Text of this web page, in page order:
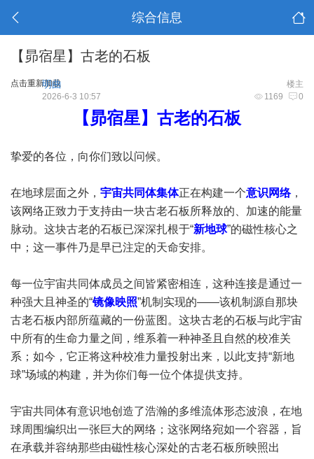
综合信息
【昴宿星】古老的石板
点击重新加载 楼主
明曲
1169 0
2026-6-3 10:57
【昴宿星】古老的石板
挚爱的各位，向你们致以问候。
在地球层面之外， 宇宙共同体集体正在构建一个意识网络，
该网络正致力于支持由一块古老石板所释放的、加速的能量
脉动。这块古老的石板已深深扎根于“新地球”的磁性核心之
中；这一事件乃是早已注定的天命安排。
每一位宇宙共同体成员之间皆​​紧密相连，这种连接是通过一
种强大且神圣的“镜像映照”机制实现的——该机制源自那块
古老石板内部所蕴藏的一份蓝图。这块古老的石板与此宇宙
中所有的生命力量之间，维系着一种神圣且自然的校准关
系；如今，它正将这种校准力量投射出来，以此支持“新地
球”场域的构建，并为你们每一位个体提供支持。
宇宙共同体有意识地创造了浩瀚的多维流体形态波浪，在地
球周围编织出一张巨大的网络；这张网络宛如一个容器，旨
在承载并容纳那些由磁性核心深处的古老石板所映照出